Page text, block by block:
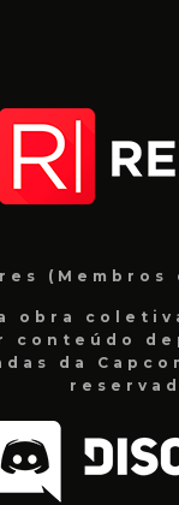
(Membros
obra
da